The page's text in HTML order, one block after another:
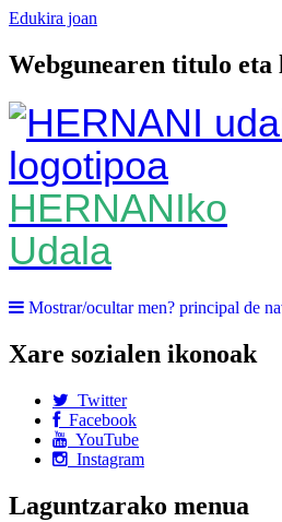
Edukira joan
Webgunearen titulo eta
HERNANIko
Udala
Mostrar/ocultar men? principal de
Xare sozialen ikonoak
Twitter
Facebook
YouTube
Instagram
Laguntzarako menua